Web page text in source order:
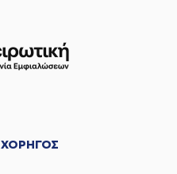
ΧΟΡΗΓΟΣ